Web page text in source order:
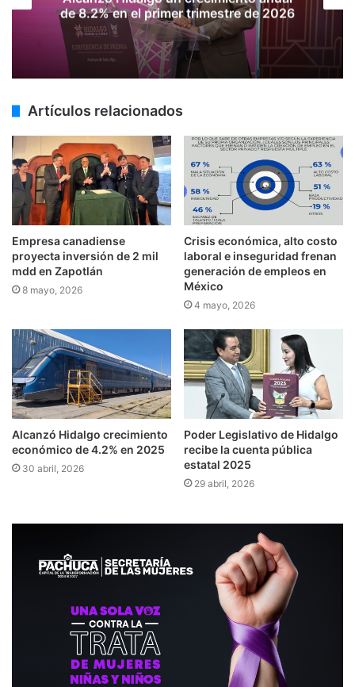
de 8.2% en el primer trimestre de 2026
Artículos relacionados
Empresa canadiense
proyecta inversión de 2 mil
mdd en Zapotlán
8 mayo, 2026
Crisis económica, alto costo
laboral e inseguridad frenan
generación de empleos en
México
4 mayo, 2026
Alcanzó Hidalgo crecimiento
económico de 4.2% en 2025
30 abril, 2026
Poder Legislativo de Hidalgo
recibe la cuenta pública
estatal 2025
29 abril, 2026